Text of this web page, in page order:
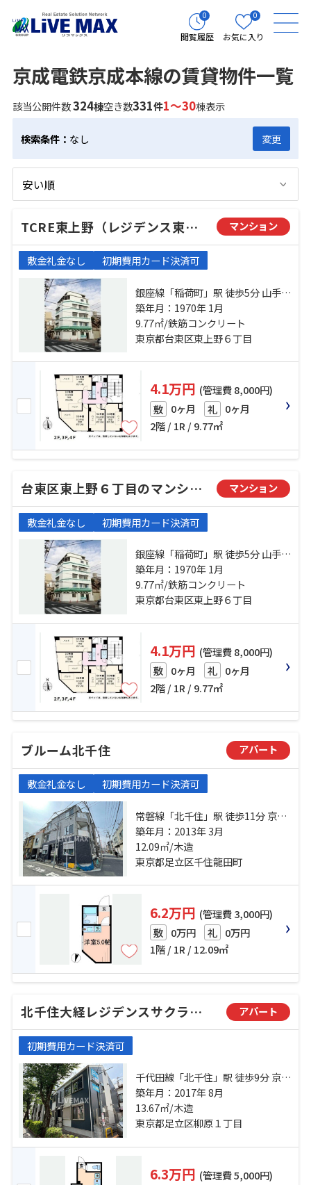
0
閲覧履歴
0
お気に入り
京成電鉄京成本線の賃貸物件一覧
該当公開件数324棟空き数331件1～30棟表示
検索条件： なし 変更
TCRE東上野（レジデンス東上野） マンション
敷金礼金なし 初期費用カード決済可
銀座線「稲荷町」駅 徒歩5分 山手線
「上野」駅 徒歩9分 日比谷線「入
谷」駅 徒歩11分
築年月：1970年 1月
9.77㎡/鉄筋コンクリート
東京都台東区東上野６丁目
4.1万円 (管理費 8,000円)
敷 0ヶ月 礼 0ヶ月
2階 / 1R / 9.77㎡
台東区東上野６丁目のマンション マンション
敷金礼金なし 初期費用カード決済可
銀座線「稲荷町」駅 徒歩5分 山手線
「上野」駅 徒歩9分 日比谷線「入
谷」駅 徒歩11分
築年月：1970年 1月
9.77㎡/鉄筋コンクリート
東京都台東区東上野６丁目
4.1万円 (管理費 8,000円)
敷 0ヶ月 礼 0ヶ月
2階 / 1R / 9.77㎡
ブルーム北千住 アパート
敷金礼金なし 初期費用カード決済可
常磐線「北千住」駅 徒歩11分 京成
本線「千住大橋」駅 徒歩17分 東武
伊勢崎線「牛田」駅 徒歩25分
築年月：2013年 3月
12.09㎡/木造
東京都足立区千住龍田町
6.2万円 (管理費 3,000円)
敷 0万円 礼 0万円
1階 / 1R / 12.09㎡
北千住大経レジデンスサクラ弐番館 アパート
初期費用カード決済可
千代田線「北千住」駅 徒歩9分 京成
本線「京成関屋」駅 徒歩4分 東武伊
勢崎線「堀切」駅 徒歩12分
築年月：2017年 8月
13.67㎡/木造
東京都足立区柳原１丁目
6.3万円 (管理費 5,000円)